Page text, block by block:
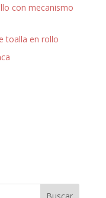
con mecanismo
toalla en rollo